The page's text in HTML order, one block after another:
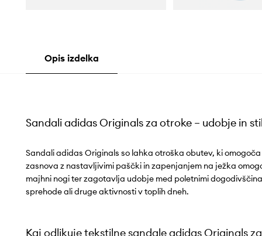
Opis izdelka
Sandali adidas Originals za otroke – udobje in
Sandali adidas Originals so lahka otroška obutev, ki
zasnova z nastavljivimi paščki in zapenjanjem na ježka
majhni nogi ter zagotavlja udobje med poletnimi
sprehode ali druge aktivnosti v toplih dneh.
Kaj odlikuje tekstilne sandale adidas Originals